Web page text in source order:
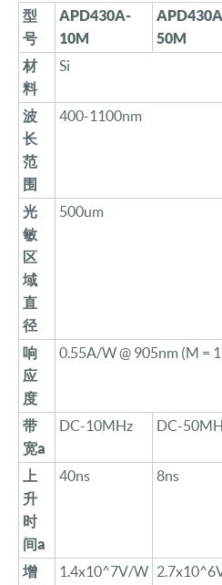
型
号
APD430A-
10M
APD430
50M
材
料
Si
波
长
范
围
400-1100nm
光
敏
区
域
直
径
500um
响
应
度
0.55A/W @ 905nm (M =
带
宽a
DC-10MHz DC-
上
升
时
间a
40ns 8ns
增
1.4x10^7V/W 2.7